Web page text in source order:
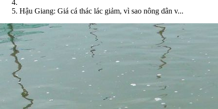
Hậu Giang: Giá cá thác lác giảm, vì sao nông dân v...